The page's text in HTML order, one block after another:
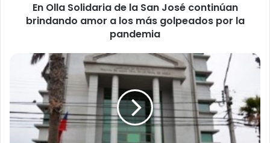
a
En Olla Solidaria de la San José continúan
brindando amor a los más golpeados por la
pandemia
e
n